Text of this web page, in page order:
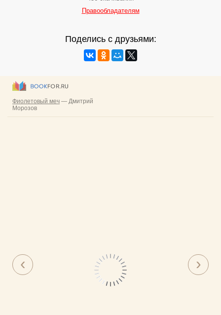
Правообладателям
Поделись с друзьями: